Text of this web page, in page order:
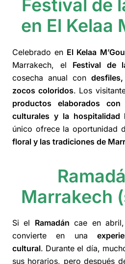
Festival de
en El Kelaa
Celebrado en El Kelaa
Marrakech, el Festival de
cosecha anual con
zocos coloridos. Los
productos elaborados con
culturales y la hospitalidad
único ofrece la oportunidad
floral y las tradiciones de
Marrakech
Si el Ramadán cae en
convierte en una
cultural. Durante el día,
sus horarios, pero después